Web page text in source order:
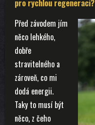
pro rychlou regeneraci?
Před závodem jím
něco lehkého,
dobře
stravitelného a
zároveň, co mi
dodá energii.
Taky to musí být
něco, z čeho